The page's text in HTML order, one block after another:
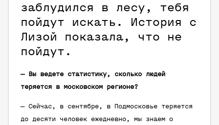
заблудился в лесу, тебя
пойдут искать. История с
Лизой показала, что не
пойдут.
— Вы ведете статистику, сколько людей
теряется в московском регионе?
— Сейчас, в сентябре, в Подмосковье теряется
до десяти человек ежедневно, мы знаем о